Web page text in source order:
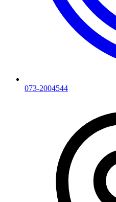
073-2004544